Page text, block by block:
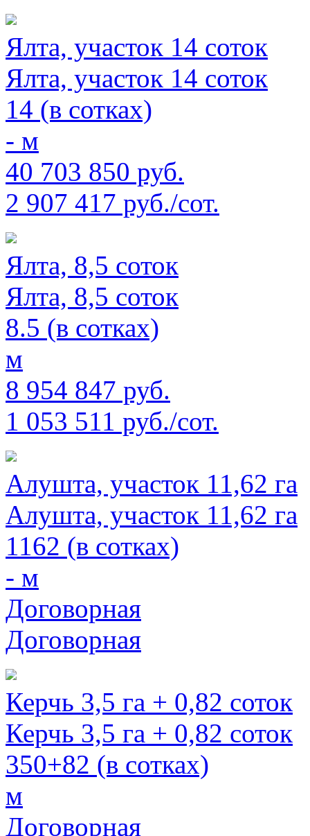
Ялта, участок 14 соток
Ялта, участок 14 соток
14 (в сотках)
- м
40 703 850 руб.
2 907 417 руб./сот.
Ялта, 8,5 соток
Ялта, 8,5 соток
8.5 (в сотках)
м
8 954 847 руб.
1 053 511 руб./сот.
Алушта, участок 11,62 га
Алушта, участок 11,62 га
1162 (в сотках)
- м
Договорная
Договорная
Керчь 3,5 га + 0,82 соток
Керчь 3,5 га + 0,82 соток
350+82 (в сотках)
м
Договорная